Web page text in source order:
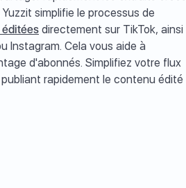
simplifie le processus de
directement sur TikTok, ainsi
Instagram. Cela vous aide à
d'abonnés. Simplifiez votre flux
rapidement le contenu édité